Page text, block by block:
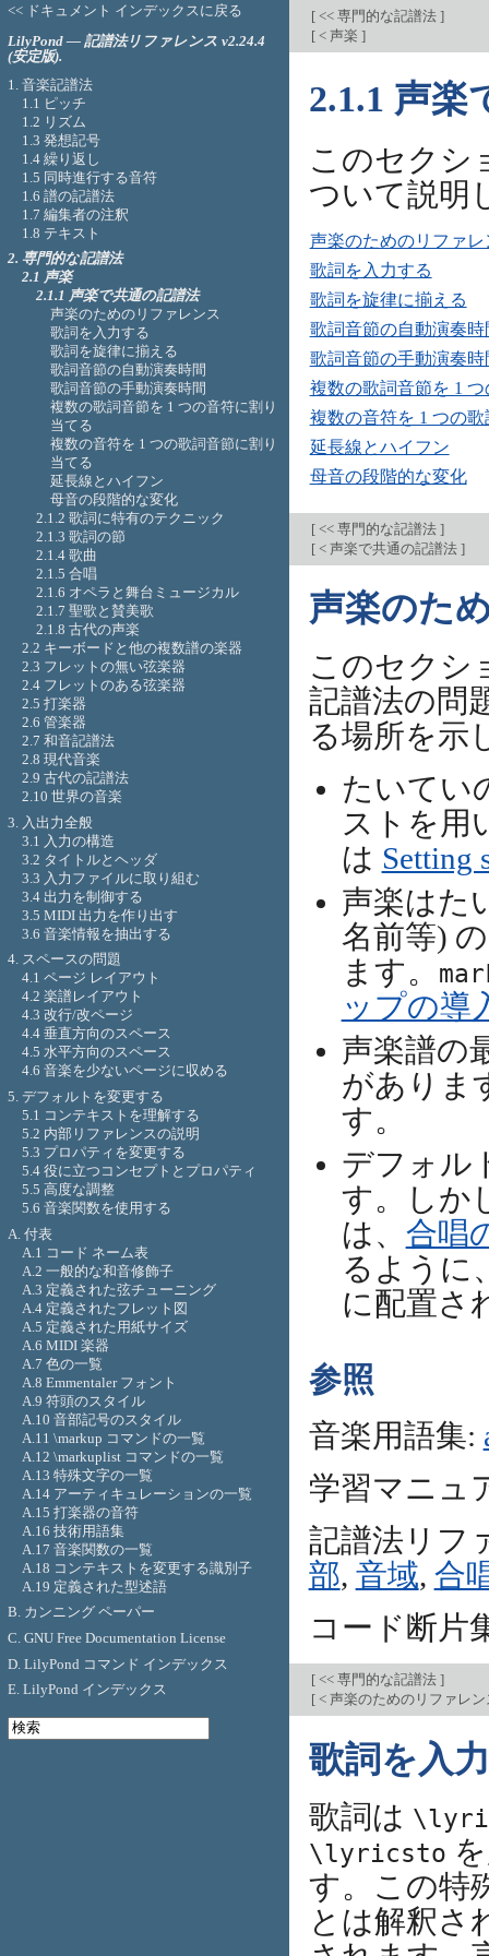
[<< 専門的な記譜法 ]
[< 声楽 ]
2.1.1 声楽
このセクシ
ついて説明
声楽のためのリファレ
歌詞を入力する
歌詞を旋律に揃える
歌詞音節の自動演奏時
歌詞音節の手動演奏時
複数の歌詞音節を 1
複数の音符を 1 つの
延長線とハイフン
母音の段階的な変化
[<< 専門的な記譜法 ]
[< 声楽で共通の記譜法 ]
声楽のた
このセクシ
記譜法の問
る場所を示
たいてい
ストを用
は Setting
声楽はた
名前等)
ます。
ップの導
声楽譜の
がありま
す。
デフォル
す。しか
は、 合唱
るように
に配置さ
参照
音楽用語集:
学習マニュ
記譜法リフ
部, 音域, 合
コード断片
[<< 専門的な記譜法 ]
[< 声楽のためのリファレ
歌詞を入
歌詞は
\lyricsto
す。この特
とは解釈さ
<< ドキュメント インデックスに戻る
LilyPond — 記譜法リファレンス v2.24.4
(安定版).
1. 音楽記譜法
1.1 ピッチ
1.2 リズム
1.3 発想記号
1.4 繰り返し
1.5 同時進行する音符
1.6 譜の記譜法
1.7 編集者の注釈
1.8 テキスト
2. 専門的な記譜法
2.1 声楽
2.1.1 声楽で共通の記譜法
声楽のためのリファレンス
歌詞を入力する
歌詞を旋律に揃える
歌詞音節の自動演奏時間
歌詞音節の手動演奏時間
複数の歌詞音節を 1 つの音符に割り
当てる
複数の音符を 1 つの歌詞音節に割り
当てる
延長線とハイフン
母音の段階的な変化
2.1.2 歌詞に特有のテクニック
2.1.3 歌詞の節
2.1.4 歌曲
2.1.5 合唱
2.1.6 オペラと舞台ミュージカル
2.1.7 聖歌と賛美歌
2.1.8 古代の声楽
2.2 キーボードと他の複数譜の楽器
2.3 フレットの無い弦楽器
2.4 フレットのある弦楽器
2.5 打楽器
2.6 管楽器
2.7 和音記譜法
2.8 現代音楽
2.9 古代の記譜法
2.10 世界の音楽
3. 入出力全般
3.1 入力の構造
3.2 タイトルとヘッダ
3.3 入力ファイルに取り組む
3.4 出力を制御する
3.5 MIDI 出力を作り出す
3.6 音楽情報を抽出する
4. スペースの問題
4.1 ページ レイアウト
4.2 楽譜レイアウト
4.3 改行/改ページ
4.4 垂直方向のスペース
4.5 水平方向のスペース
4.6 音楽を少ないページに収める
5. デフォルトを変更する
5.1 コンテキストを理解する
5.2 内部リファレンスの説明
5.3 プロパティを変更する
5.4 役に立つコンセプトとプロパティ
5.5 高度な調整
5.6 音楽関数を使用する
A. 付表
A.1 コード ネーム表
A.2 一般的な和音修飾子
A.3 定義された弦チューニング
A.4 定義されたフレット図
A.5 定義された用紙サイズ
A.6 MIDI 楽器
A.7 色の一覧
A.8 Emmentaler フォント
A.9 符頭のスタイル
A.10 音部記号のスタイル
A.11 \markup コマンドの一覧
A.12 \markuplist コマンドの一覧
A.13 特殊文字の一覧
A.14 アーティキュレーションの一覧
A.15 打楽器の音符
A.16 技術用語集
A.17 音楽関数の一覧
A.18 コンテキストを変更する識別子
A.19 定義された型述語
B. カンニング ペーパー
C. GNU Free Documentation License
D. LilyPond コマンド インデックス
E. LilyPond インデックス